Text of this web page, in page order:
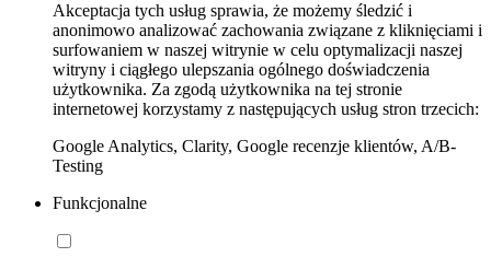
Akceptacja tych usług sprawia, że możemy śledzić i
anonimowo analizować zachowania związane z kliknięciami i
surfowaniem w naszej witrynie w celu optymalizacji naszej
witryny i ciągłego ulepszania ogólnego doświadczenia
użytkownika. Za zgodą użytkownika na tej stronie
internetowej korzystamy z następujących usług stron trzecich:
Google Analytics, Clarity, Google recenzje klientów, A/B-
Testing
Funkcjonalne